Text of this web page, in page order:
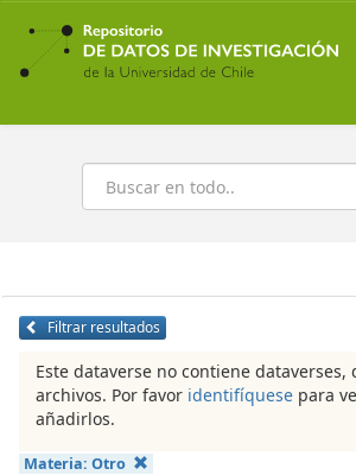
Ir
contenido
principal
Buscar
Filtrar resultados
Este dataverse no contiene dataverses,
archivos. Por favor identifíquese para
añadirlos.
Materia: Otro